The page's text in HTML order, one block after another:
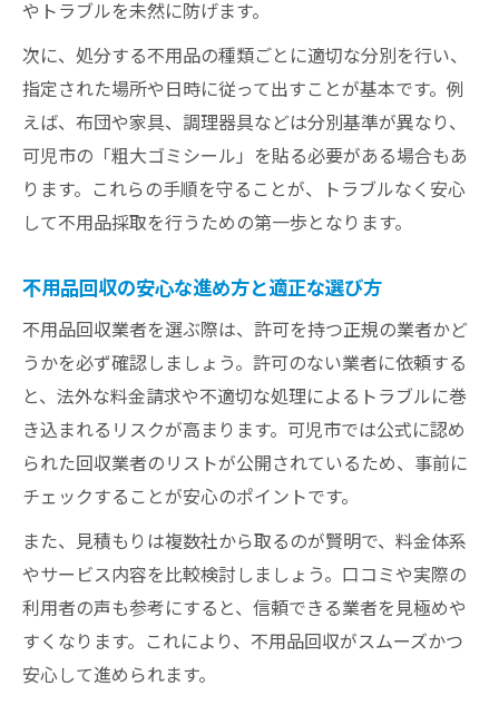
不用品分別ミスを防ぐ実践ノウハウ
不用品分別でミスを防ぐルールと実践ポイ
ント
可児市の不用品分別方法と失敗しないコツ
不用品分別の具体的な手順と注意すべき点
識
分別ミス防止のための不用品チェックリス
ト活用
許可業者選びで安心できる理由と注意点
不用品回収で信頼できる許可業者を選ぶ基
準
不用品採取で許可業者を選ぶべき理由と見
分け方
許可業者以外のリスクと不用品回収時の注
意
安心の不用品採取を支える許可業者の条件
不用品回収のトラブル防止と許可業者の必
やトラブルを未然に防げます。
次に、処分する不用品の種類ごとに適切な分別を行い、
指定された場所や日時に従って出すことが基本です。例
えば、布団や家具、調理器具などは分別基準が異なり、
可児市の「粗大ゴミシール」を貼る必要がある場合もあ
ります。これらの手順を守ることが、トラブルなく安心
して不用品採取を行うための第一歩となります。
不用品回収の安心な進め方と適正な選び方
不用品回収業者を選ぶ際は、許可を持つ正規の業者かど
うかを必ず確認しましょう。許可のない業者に依頼する
と、法外な料金請求や不適切な処理によるトラブルに巻
き込まれるリスクが高まります。可児市では公式に認め
られた回収業者のリストが公開されているため、事前に
チェックすることが安心のポイントです。
また、見積もりは複数社から取るのが賢明で、料金体系
やサービス内容を比較検討しましょう。口コミや実際の
利用者の声も参考にすると、信頼できる業者を見極めや
すくなります。これにより、不用品回収がスムーズかつ
安心して進められます。